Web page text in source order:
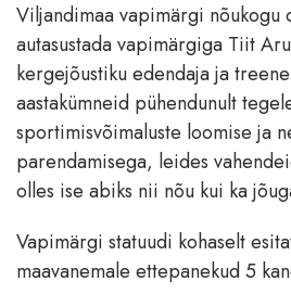
Viljandimaa vapimärgi nõukogu
autasustada vapimärgiga Tiit
kergejõustiku edendaja ja
aastakümneid pühendunult
sportimisvõimaluste loomise ja
parendamisega, leides
olles ise abiks nii nõu kui ka
Vapimärgi statuudi kohaselt
maavanemale ettepanekud 5